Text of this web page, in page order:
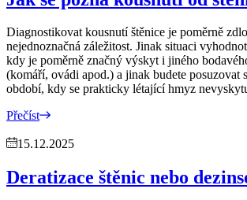
Diagnostikovat kousnutí štěnice je poměrně
nejednoznačná záležitost. Jinak situaci
kdy je poměrně značný výskyt i jiného
(komáří, ovádi apod.) a jinak budete posuzovat
období, kdy se prakticky létající hmyz
Přečíst
15.12.2025
Deratizace štěnic nebo